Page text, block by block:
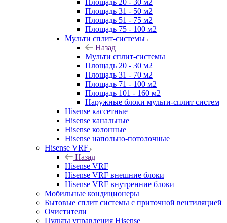
Площадь 20 - 30 м2
Площадь 31 - 50 м2
Площадь 51 - 75 м2
Площадь 75 - 100 м2
Мульти сплит-системы
Назад
Мульти сплит-системы
Площадь 20 - 30 м2
Площадь 31 - 70 м2
Площадь 71 - 100 м2
Площадь 101 - 160 м2
Наружные блоки мульти-сплит систем
Hisense кассетные
Hisense канальные
Hisense колонные
Hisense напольно-потолочные
Hisense VRF
Назад
Hisense VRF
Hisense VRF внешние блоки
Hisense VRF внутренние блоки
Мобильные кондиционеры
Бытовые сплит системы с приточной вентиляцией
Очистители
Пульты управления Hisense